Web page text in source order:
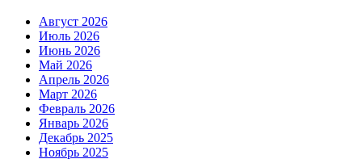
Август 2026
Июль 2026
Июнь 2026
Май 2026
Апрель 2026
Март 2026
Февраль 2026
Январь 2026
Декабрь 2025
Ноябрь 2025